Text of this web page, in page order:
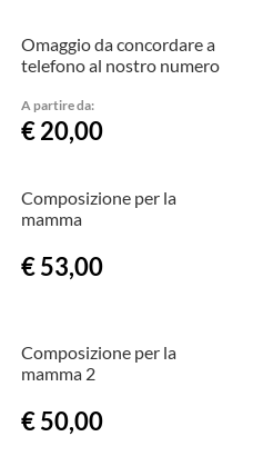
Omaggio da concordare a
telefono al nostro numero
A partire da:
€ 20,00
Composizione per la
mamma
€ 53,00
Composizione per la
mamma 2
€ 50,00